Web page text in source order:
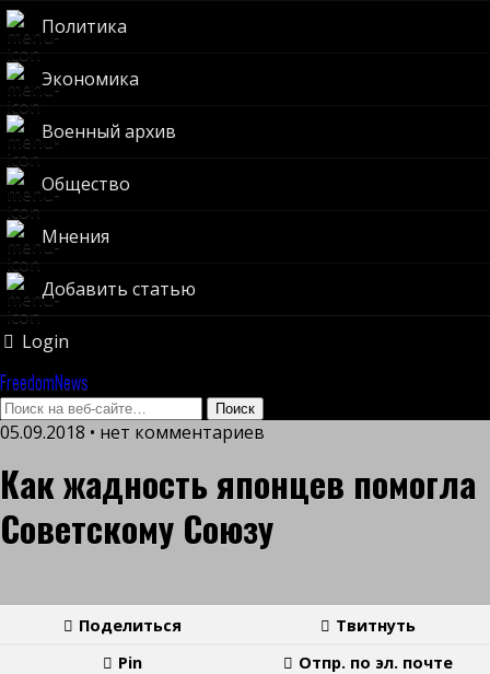
Политика
Экономика
Военный архив
Общество
Мнения
Добавить статью
Login
FreedomNews
05.09.2018 • нет комментариев
Как жадность японцев помогла
Советскому Союзу
Поделиться
Твитнуть
Pin
Отпр. по эл. почте